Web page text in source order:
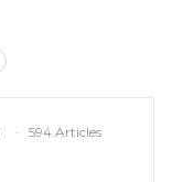
594 Articles